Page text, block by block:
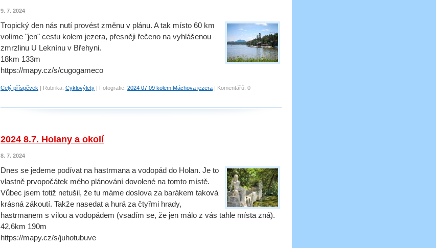
9. 7. 2024
Tropický den nás nutí provést změnu v plánu. A tak místo 60 km
volíme "jen" cestu kolem jezera, přesněji řečeno na vyhlášenou
zmrzlinu U Leknínu v Břehyni.
18km 133m
https://mapy.cz/s/cugogameco
Celý příspěvek | Rubrika: Cyklovýlety | Fotografie: 2024 07.09 kolem Máchova jezera | Komentářů: 0
2024 8.7. Holany a okolí
8. 7. 2024
Dnes se jedeme podívat na hastrmana a vodopád do Holan. Je to
vlastně prvopočátek mého plánování dovolené na tomto místě.
Vůbec jsem totiž netušil, že tu máme doslova za barákem taková
krásná zákoutí. Takže nasedat a hurá za čtyřmi hrady,
hastrmanem s vílou a vodopádem (vsadím se, že jen málo z vás tahle místa zná).
42,6km 190m
https://mapy.cz/s/juhotubuve